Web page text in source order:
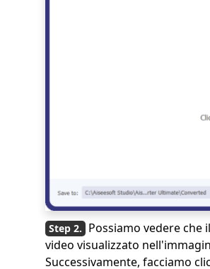
Possiamo vedere che
video visualizzato
Successivamente, facciamo